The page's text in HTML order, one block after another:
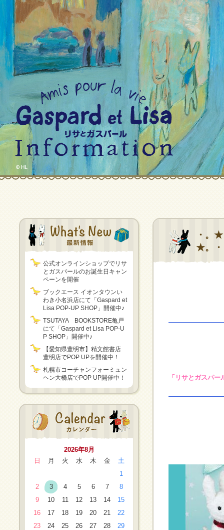
公式オンラインショップでリサ
とガスパールのお誕生日キャン
ペーンを開催
ブックエース イオンタウンい
わき小名浜店にて「Gaspard et
Lisa POP-UP SHOP」開催中♪
TSUTAYA BOOKSTORE亀戸
にて「Gaspard et Lisa POP-U
P SHOP」開催中♪
【愛知県豊明市】精文館書店
豊明店でPOP UPを開催中！
札幌市コーチャンフォーミュン
ヘン大橋店でPOP UP開催中！
2026年8月
日
月 火 水 木 金
土
1
2
3 4 5 6 7
8
9
10 11 12 13 14
15
16
17 18 19 20 21
22
23
24 25 26 27 28
29
・。
★。・
「リサとガスパ